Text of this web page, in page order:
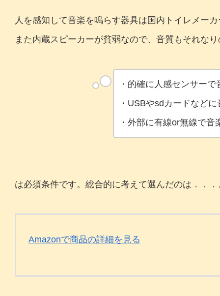
人を感知して音楽を鳴らす器具は国内トイレメー
また内蔵スピーカーが貧弱なので、音質もそれな
・的確に人感センサー
・USBやsdカードなど
・外部に有線or無線で
は必須条件です。総合的に考えて選んだのは．．．
Amazonで商品の詳細を見る